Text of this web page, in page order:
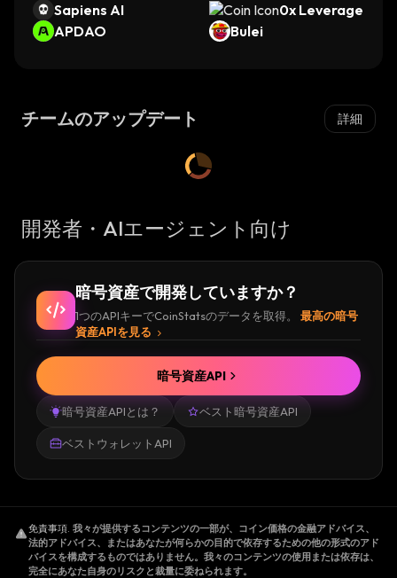
M
Sapiens AI
0x Leverage
APDAO
Bulei
チームのアップデート 詳細
開発者・AIエージェント向け
暗号資産で開発していますか？
1つのAPIキーでCoinStatsのデータを取得。
最高の暗号
資産APIを見る
暗号資産APIとは？ ベスト暗号資産API
ベストウォレットAPI
暗号資産API
免責事項. 我々が提供するコンテンツの一部が、コイン価格の金融アドバイス、
法的アドバイス、またはあなたが何らかの目的で依存するための他の形式のアド
バイスを構成するものではありません。我々のコンテンツの使用または依存は、
完全にあなた自身のリスクと裁量に委ねられます。